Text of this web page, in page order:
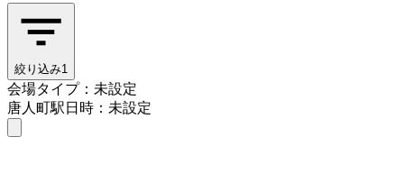
絞り込み1
会場タイプ：未設定
唐人町駅日時：未設定